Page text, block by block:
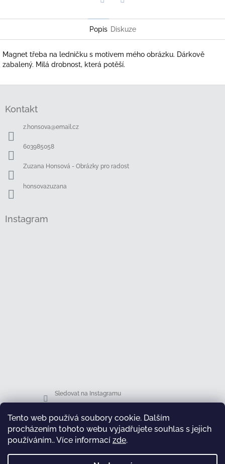
Tento web používá soubory cookie. Dalším
procházením tohoto webu vyjadřujete souhlas s jejich
používáním.. Více informací zde.
Popis Diskuze
Magnet třeba na ledničku s motivem mého obrázku. Dárkově
zabalený. Milá drobnost, která potěší.
Kontakt
z.honsova@email.cz
603985058
Zuzana Honsová - Obrázky pro radost
honsovazuzana
Instagram
Sledovat na Instagramu
Facebook